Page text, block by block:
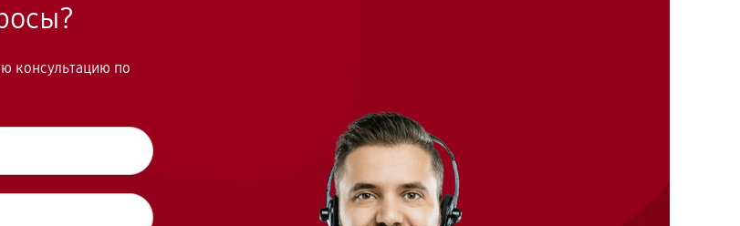
консультацию по